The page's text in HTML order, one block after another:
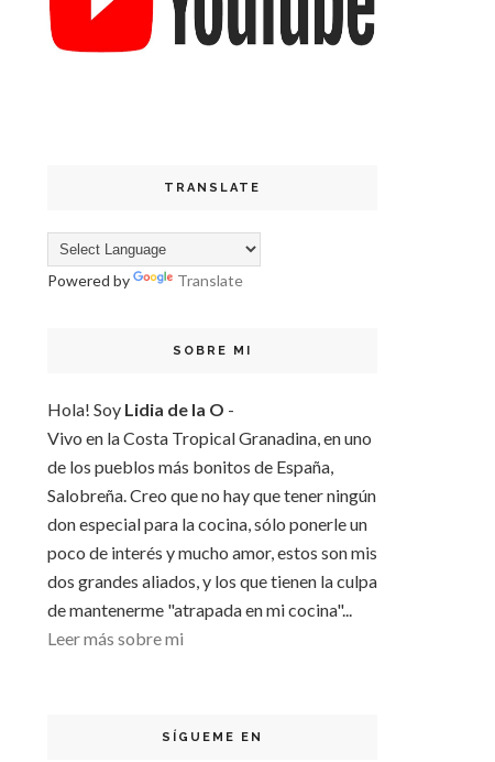
TRANSLATE
Powered by Translate
SOBRE MI
Hola! Soy Lidia de la O -
Vivo en la Costa Tropical Granadina, en uno
de los pueblos más bonitos de España,
Salobreña. Creo que no hay que tener ningún
don especial para la cocina, sólo ponerle un
poco de interés y mucho amor, estos son mis
dos grandes aliados, y los que tienen la culpa
de mantenerme "atrapada en mi cocina"...
Leer más sobre mi
SÍGUEME EN